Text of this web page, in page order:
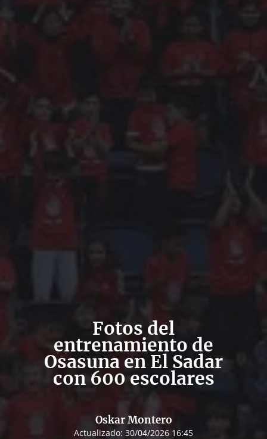
Fotos del
entrenamiento de
Osasuna en El Sadar
con 600 escolares
Oskar Montero
Actualizado: 30/04/2026 16:45